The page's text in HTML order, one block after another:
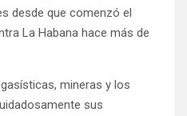
desde que comenzó el
La Habana hace más de
mineras y los
sus